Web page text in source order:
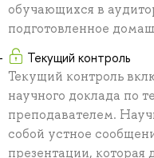
обучающихся в
подготовленное
Текущий контроль
Текущий контроль
научного доклада по
преподавателем.
собой устное
презентации, которая